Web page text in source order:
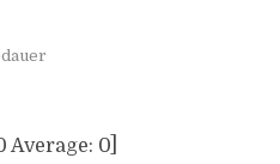
Average: 0]